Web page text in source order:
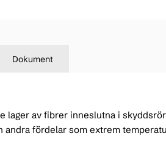
Dokument
lager av fibrer inneslutna i
fördelar som extrem